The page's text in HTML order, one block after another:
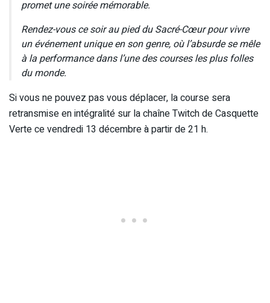
promet une soirée mémorable.
Rendez-vous ce soir au pied du Sacré-Cœur pour vivre
un événement unique en son genre, où l’absurde se mêle
à la performance dans l’une des courses les plus folles
du monde.
Si vous ne pouvez pas vous déplacer, la course sera
retransmise en intégralité sur la chaîne Twitch de Casquette
Verte ce vendredi 13 décembre à partir de 21 h.